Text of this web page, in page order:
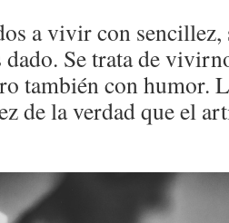
a vivir con sencillez,
dado. Se trata de
también con humor.
de la verdad que el